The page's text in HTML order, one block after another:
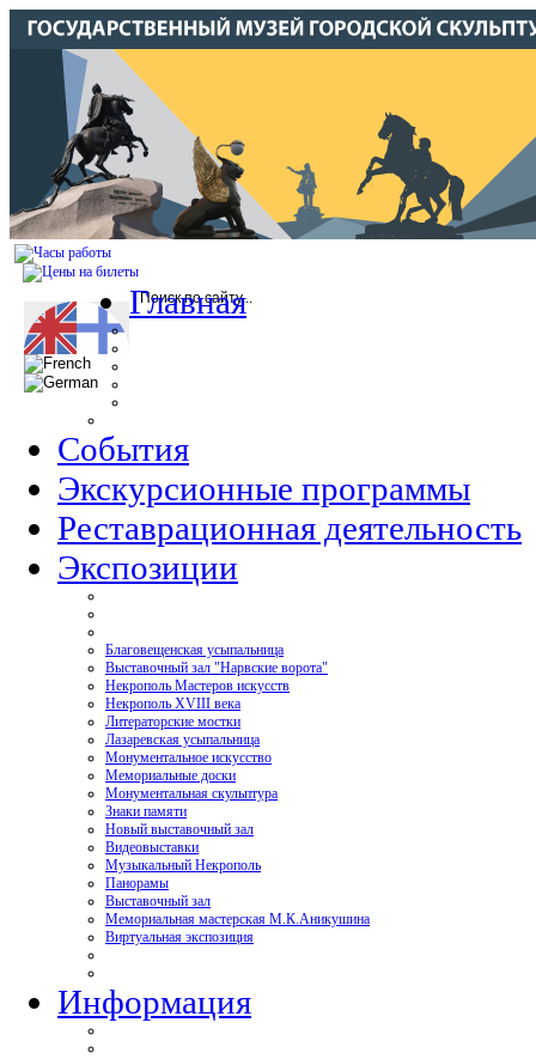
Главная
События
Экскурсионные программы
Реставрационная деятельность
Экспозиции
Благовещенская усыпальница
Выставочный зал "Нарвские ворота"
Некрополь Мастеров искусств
Некрополь XVIII века
Литераторские мостки
Лазаревская усыпальница
Монументальное искусство
Мемориальные доски
Монументальная скульптура
Знаки памяти
Новый выставочный зал
Видеовыставки
Музыкальный Некрополь
Панорамы
Выставочный зал
Мемориальная мастерская М.К.Аникушина
Виртуальная экспозиция
Информация